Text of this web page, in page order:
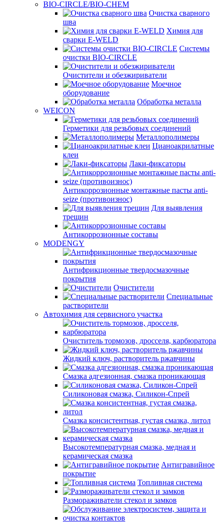
BIO-CIRCLE/BIO-CHEM
Очистка сварного
шва
Химия для
сварки E-WELD
Системы
очистки BIO-CIRCLE
Очистители и обезжириватели
Моечное
оборудование
Обработка металла
WEICON
Герметики для резьбовых соединений
Металлополимеры
Цианоакрилатные
клеи
Лаки-фиксаторы
Антикоррозионные монтажные пасты anti-
seize (противоизнос)
Для выявления
трещин
Антикоррозионные составы
MODENGY
Антифрикционные твердосмазочные
покрытия
Очистители
Специальные
растворители
Автохимия для сервисного участка
Очиститель тормозов, дросселя, карбюратора
Жидкий ключ, растворитель ржавчины
Смазка адгезионная, смазка проникающая
Силиконовая смазка, Силикон-Спрей
Смазка консистентная, густая смазка, литол
Высокотемпературная смазка, медная и
керамическая смазка
Антигравийное
покрытие
Топливная система
Размораживатели стекол и замков